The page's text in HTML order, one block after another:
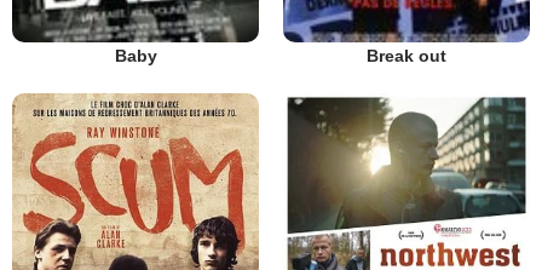
Baby Break out